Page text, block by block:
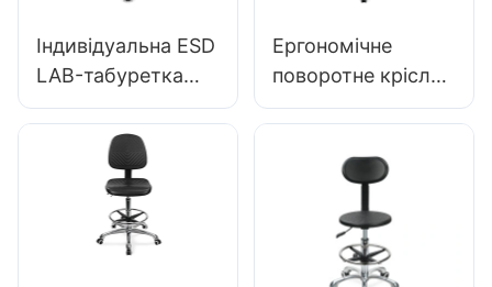
Індивідуальна ESD
LAB-табуретка
невелика висота
сидіння PU & 5-
зіркова база для
лабораторної
Ергономічне
поворотне крісло
преміум-класу
регульованою
спинкою з
поліуретану,
сидінням з